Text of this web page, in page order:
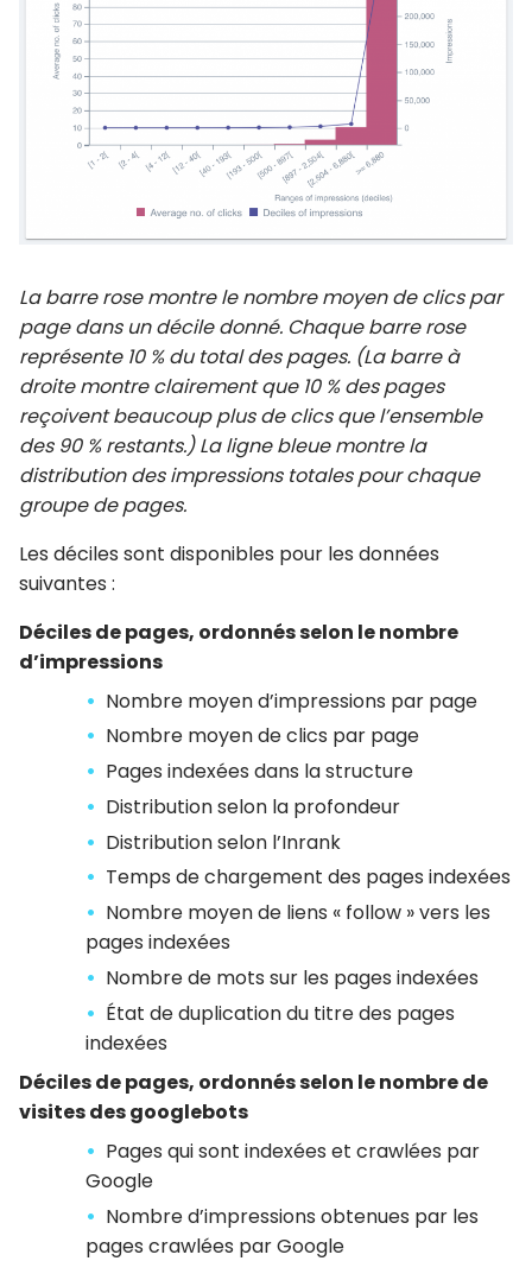
La barre rose montre le nombre moyen de clics par
page dans un décile donné. Chaque barre rose
représente 10 % du total des pages. (La barre à
droite montre clairement que 10 % des pages
reçoivent beaucoup plus de clics que l’ensemble
des 90 % restants.) La ligne bleue montre la
distribution des impressions totales pour chaque
groupe de pages.
Les déciles sont disponibles pour les données
suivantes :
Déciles de pages, ordonnés selon le nombre
d’impressions
Nombre moyen d’impressions par page
Nombre moyen de clics par page
Pages indexées dans la structure
Distribution selon la profondeur
Distribution selon l’Inrank
Temps de chargement des pages indexées
Nombre moyen de liens « follow » vers les
pages indexées
Nombre de mots sur les pages indexées
État de duplication du titre des pages
indexées
Déciles de pages, ordonnés selon le nombre de
visites des googlebots
Pages qui sont indexées et crawlées par
Google
Nombre d’impressions obtenues par les
pages crawlées par Google